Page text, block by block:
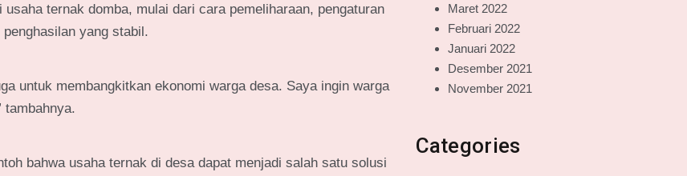
ternak domba, mulai dari cara pemeliharaan, pengaturan
yang stabil.
untuk membangkitkan ekonomi warga desa. Saya ingin warga
tambahnya.
bahwa usaha ternak di desa dapat menjadi salah satu solusi
Maret 2022
Februari 2022
Januari 2022
Desember 2021
November 2021
Categories